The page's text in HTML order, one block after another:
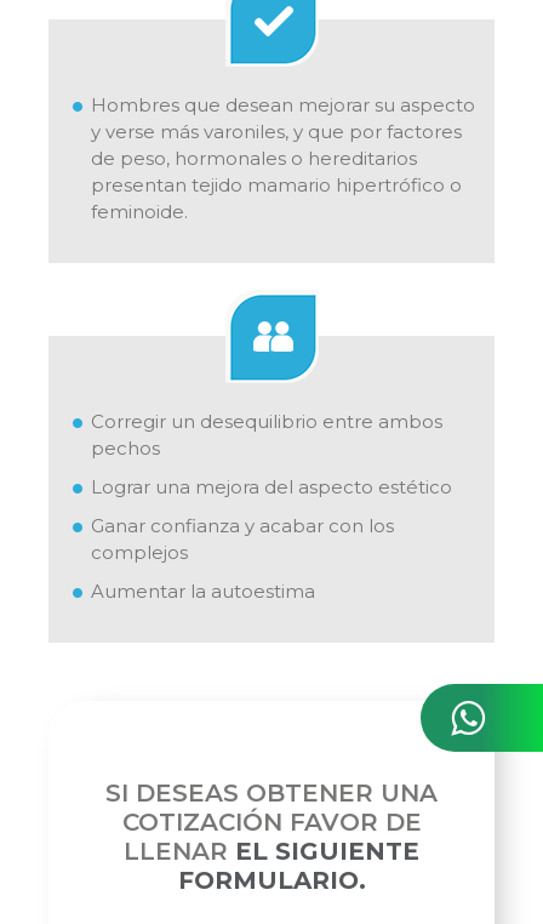
Hombres que desean mejorar su aspecto
y verse más varoniles, y que por factores
de peso, hormonales o hereditarios
presentan tejido mamario hipertrófico o
feminoide.
Corregir un desequilibrio entre ambos
pechos
Lograr una mejora del aspecto estético
Ganar confianza y acabar con los
complejos
Aumentar la autoestima
SI DESEAS OBTENER UNA
COTIZACIÓN FAVOR DE
LLENAR EL SIGUIENTE
FORMULARIO.